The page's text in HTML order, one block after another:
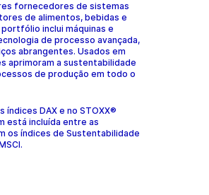
fornecedores de sistemas
de alimentos, bebidas e
inclui máquinas e
de processo avançada,
abrangentes. Usados em
aprimoram a sustentabilidade
de produção em todo o
índices DAX e no STOXX®
está incluída entre as
os índices de Sustentabilidade